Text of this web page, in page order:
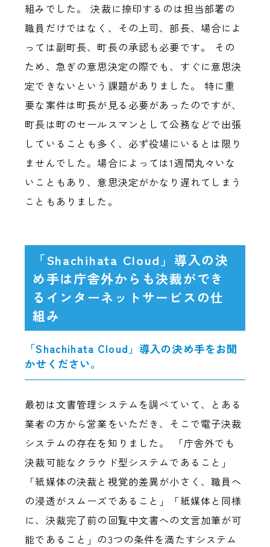
組みでした。 決裁に捺印するのは担当部署の
職員だけではなく、その上司、部長、場合によ
っては副町長、町長の承認も必要です。 その
ため、急ぎの意思決定の際でも、すぐに意思決
定できないという課題がありました。 特に重
要な案件は町長が見る必要があったのですが、
町長は町のセールスマンとして公務などで出張
していることも多く、必ず役場にいるとは限り
ませんでした。場合によっては1週間丸々いな
いこともあり、意思決定がかなり遅れてしまう
こともありました。
「Shachihata Cloud」導入の決
め手は庁舎外からも決裁ができ
るインターネットサービスの仕
組み
「Shachihata Cloud」導入の決め手をお聞
かせください。
最初は文書管理システムを調べていて、とある
業者の方から営業をいただき、そこで電子決裁
システムの存在を知りました。 「庁舎外でも
決裁可能なクラウド型システムであること」
「紙媒体の決裁と視覚的差異が小さく、職員へ
の浸透がスムーズであること」「紙媒体と同様
に、決裁完了前の回覧中文書への文言加筆が可
能であること」の3つの条件を満たすシステム